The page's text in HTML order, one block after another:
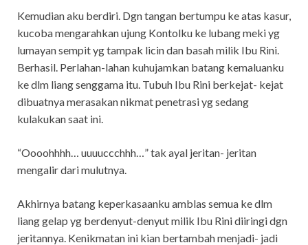
Kemudian aku berdiri. Dgn tangan bertumpu ke atas kasur,
kucoba mengarahkan ujung Kontolku ke lubang meki yg
lumayan sempit yg tampak licin dan basah milik Ibu Rini.
Berhasil. Perlahan-lahan kuhujamkan batang kemaluanku
ke dlm liang senggama itu. Tubuh Ibu Rini berkejat- kejat
dibuatnya merasakan nikmat penetrasi yg sedang
kulakukan saat ini.
“Oooohhhh… uuuuccchhh…” tak ayal jeritan- jeritan
mengalir dari mulutnya.
Akhirnya batang keperkasaanku amblas semua ke dlm
liang gelap yg berdenyut-denyut milik Ibu Rini diiringi dgn
jeritannya. Kenikmatan ini kian bertambah menjadi- jadi